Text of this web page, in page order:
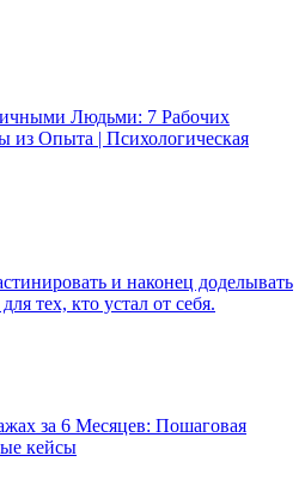
Людьми: 7 Рабочих
из Опыта | Психологическая
и наконец доделывать
тех, кто устал от себя.
за 6 Месяцев: Пошаговая
кейсы